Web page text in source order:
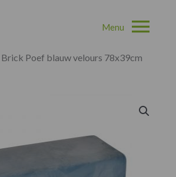
Brick Poef blauw velours 78x39cm